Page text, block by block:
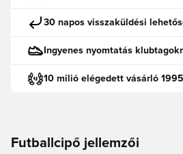
30 napos visszaküldési
Ingyenes nyomtatás
10 milió elégedett vásárló
Futballcipő jellemzői